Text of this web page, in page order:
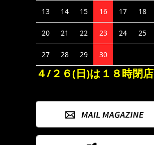
13 14 15 16 17 18
20 21 22 23 24 25
27 28 29 30
４/２６(日)は１８時閉店